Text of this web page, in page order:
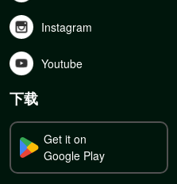
Instagram
Youtube
下载
Get it on
Google Play